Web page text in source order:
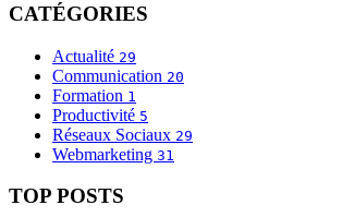
CATÉGORIES
Actualité 29
Communication 20
Formation 1
Productivité 5
Réseaux Sociaux 29
Webmarketing 31
TOP POSTS